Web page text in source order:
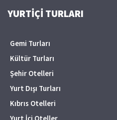
YURTİÇİ TURLARI
Gemi Turları
Kültür Turları
Şehir Otelleri
Yurt Dışı Turları
Kıbrıs Otelleri
Yurt İçi Oteller